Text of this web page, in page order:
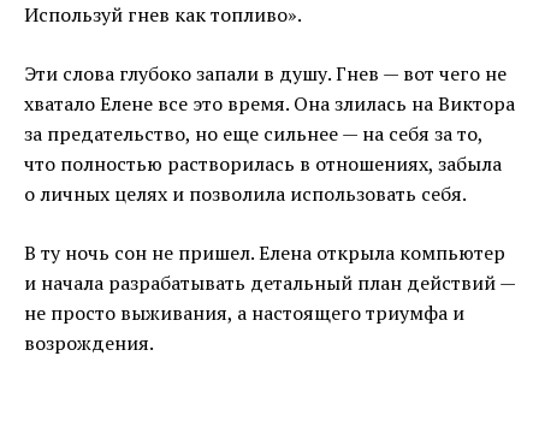
Используй гнев как топливо».
Эти слова глубоко запали в душу. Гнев — вот чего не
хватало Елене все это время. Она злилась на Виктора
за предательство, но еще сильнее — на себя за то,
что полностью растворилась в отношениях, забыла
о личных целях и позволила использовать себя.
В ту ночь сон не пришел. Елена открыла компьютер
и начала разрабатывать детальный план действий —
не просто выживания, а настоящего триумфа и
возрождения.